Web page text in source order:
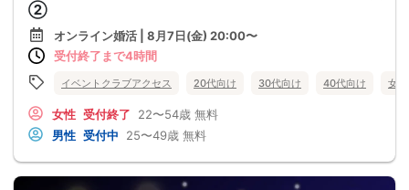
②
オンライン婚活 | 8月7日(金) 20:00〜
受付終了まで4時間
イベントクラブアクセス 20代向け 30代向け 40代向け 女
女性 受付終了 22〜54歳 無料
男性 受付中 25〜49歳 無料